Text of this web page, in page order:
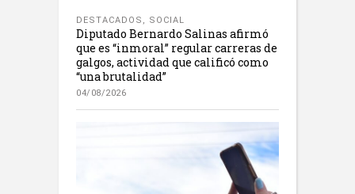
DESTACADOS , SOCIAL
Diputado Bernardo Salinas afirmó
que es “inmoral” regular carreras de
galgos, actividad que calificó como
“una brutalidad”
04/08/2026